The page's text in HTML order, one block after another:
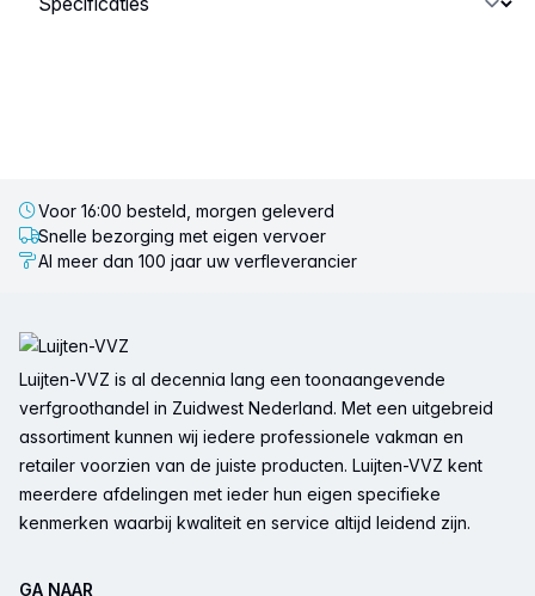
Voor 16:00 besteld, morgen geleverd
Snelle bezorging met eigen vervoer
Al meer dan 100 jaar uw verfleverancier
Luijten-VVZ is al decennia lang een toonaangevende
verfgroothandel in Zuidwest Nederland. Met een uitgebreid
assortiment kunnen wij iedere professionele vakman en
retailer voorzien van de juiste producten. Luijten-VVZ kent
meerdere afdelingen met ieder hun eigen specifieke
kenmerken waarbij kwaliteit en service altijd leidend zijn.
GA NAAR